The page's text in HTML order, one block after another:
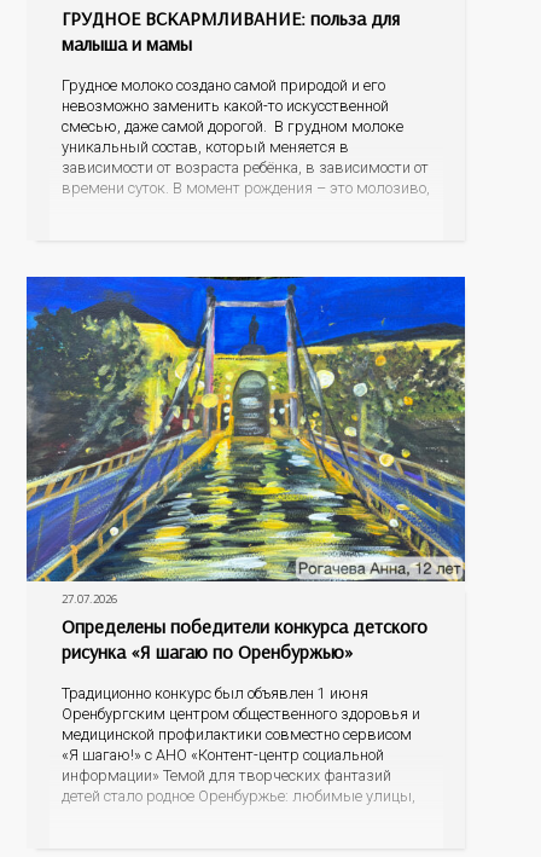
ГРУДНОЕ ВСКАРМЛИВАНИЕ: польза для
малыша и мамы
Грудное молоко создано самой природой и его
невозможно заменить какой-то искусственной
смесью, даже самой дорогой. В грудном молоке
уникальный состав, который меняется в
зависимости от возраста ребёнка, в зависимости от
времени суток. В момент рождения – это молозиво,
27.07.2026
Определены победители конкурса детского
рисунка «Я шагаю по Оренбуржью»
Традиционно конкурс был объявлен 1 июня
Оренбургским центром общественного здоровья и
медицинской профилактики совместно сервисом
«Я шагаю!» с АНО «Контент-центр социальной
информации» Темой для творческих фантазий
детей стало родное Оренбуржье: любимые улицы,